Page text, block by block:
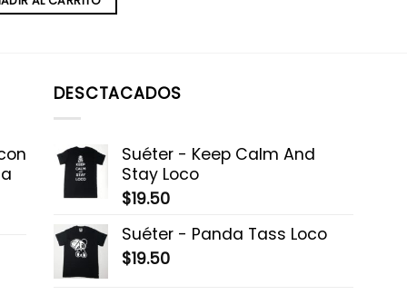
DESCTACADOS
Suéter - Keep Calm And
Stay Loco
$19.50
Suéter - Panda Tass Loco
$19.50